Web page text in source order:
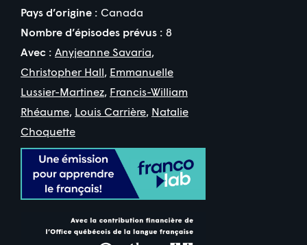
Pays d’origine : Canada
Nombre d’épisodes prévus : 8
Avec : Anyjeanne Savaria,
Christopher Hall, Emmanuelle
Lussier-Martinez, Francis-William
Rhéaume, Louis Carrière, Natalie
Choquette